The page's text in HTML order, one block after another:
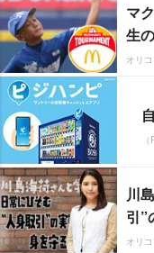
マ
生
オリ
川
引”
オリ